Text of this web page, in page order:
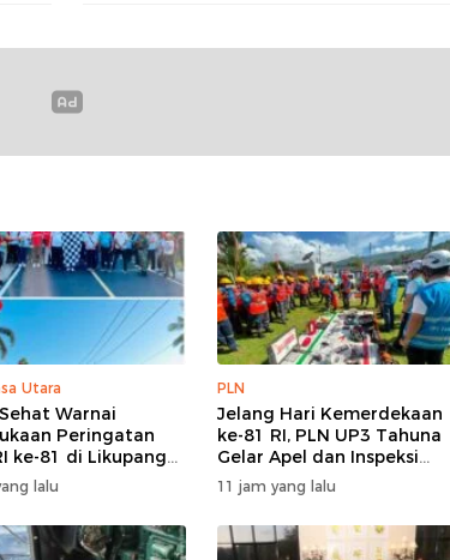
Utara
Warnai
Peringatan
ke-81 di Likupang
lalu
PLN
Jelang Hari Kemerdekaan
ke-81 RI, PLN UP3 Tahuna
Gelar Apel dan Inspeksi
Peralatan Guna Pastikan
Keandalan Listrik
Kepulauan Nusa Utara
11 jam yang lalu